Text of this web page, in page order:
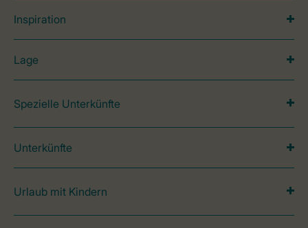
Inspiration
Lage
Spezielle Unterkünfte
Unterkünfte
Urlaub mit Kindern